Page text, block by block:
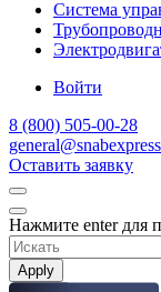
Система
Войти
8 (800) 505-00-28
Оставить заявку
Нажмите enter для
Apply